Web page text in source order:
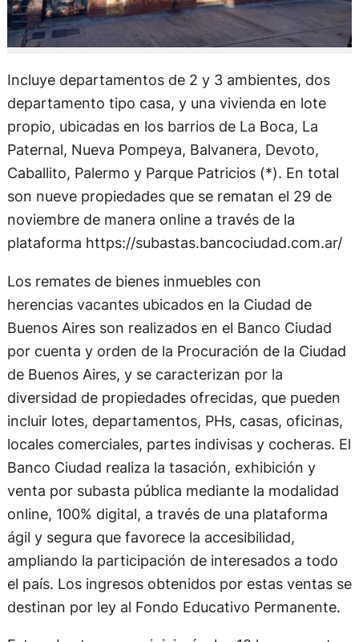
Incluye departamentos de 2 y 3 ambientes, dos
departamento tipo casa, y una vivienda en lote
propio, ubicadas en los barrios de La Boca, La
Paternal, Nueva Pompeya, Balvanera, Devoto,
Caballito, Palermo y Parque Patricios (*). En total
son nueve propiedades que se rematan el 29 de
noviembre de manera online a través de la
plataforma https://subastas.bancociudad.com.ar/
Los remates de bienes inmuebles con
herencias vacantes ubicados en la Ciudad de
Buenos Aires son realizados en el Banco Ciudad
por cuenta y orden de la Procuración de la Ciudad
de Buenos Aires, y se caracterizan por la
diversidad de propiedades ofrecidas, que pueden
incluir lotes, departamentos, PHs, casas, oficinas,
locales comerciales, partes indivisas y cocheras. El
Banco Ciudad realiza la tasación, exhibición y
venta por subasta pública mediante la modalidad
online, 100% digital, a través de una plataforma
ágil y segura que favorece la accesibilidad,
ampliando la participación de interesados a todo
el país. Los ingresos obtenidos por estas ventas se
destinan por ley al Fondo Educativo Permanente.